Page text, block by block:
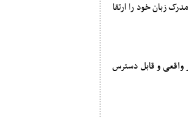
زبان خود را ارتقا
و قابل دسترس